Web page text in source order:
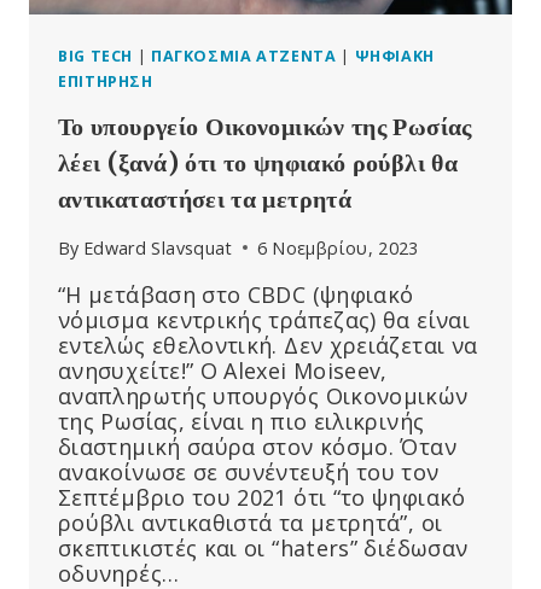
BIG TECH | ΠΑΓΚΌΣΜΙΑ ΑΤΖΈΝΤΑ | ΨΗΦΙΑΚΉ
ΕΠΙΤΉΡΗΣΗ
Το υπουργείο Οικονομικών της Ρωσίας
λέει (ξανά) ότι το ψηφιακό ρούβλι θα
αντικαταστήσει τα μετρητά
By Edward Slavsquat 6 Νοεμβρίου, 2023
“Η μετάβαση στο CBDC (ψηφιακό
νόμισμα κεντρικής τράπεζας) θα είναι
εντελώς εθελοντική. Δεν χρειάζεται να
ανησυχείτε!” Ο Alexei Moiseev,
αναπληρωτής υπουργός Οικονομικών
της Ρωσίας, είναι η πιο ειλικρινής
διαστημική σαύρα στον κόσμο. Όταν
ανακοίνωσε σε συνέντευξή του τον
Σεπτέμβριο του 2021 ότι “το ψηφιακό
ρούβλι αντικαθιστά τα μετρητά”, οι
σκεπτικιστές και οι “haters” διέδωσαν
οδυνηρές…